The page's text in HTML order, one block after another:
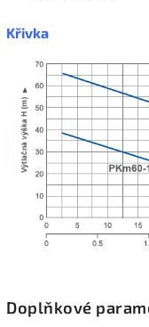
Křivka
Doplňkové